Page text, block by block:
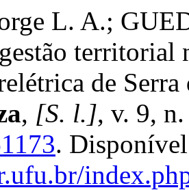
L. A.;
territorial
de
, [S. l.], v. 9,
.